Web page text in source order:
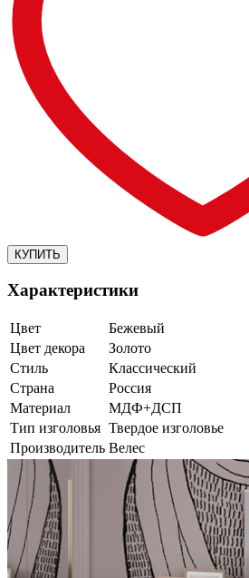
Характеристики
Цвет
Бежевый
Цвет декора
Золото
Стиль
Классический
Страна
Россия
Материал
МДФ+ДСП
Тип изголовья Твердое изголовье
Производитель Велес